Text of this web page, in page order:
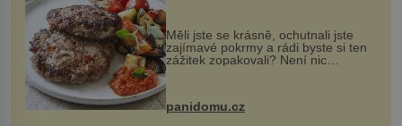
Měli jste se krásně, ochutnali jste
zajímavé pokrmy a rádi byste si ten
zážitek zopakovali? Není nic
snazšího. Pljeskavica (10 porcí)
Možná jste ji ochutnali na dovolené v
panidomu.cz